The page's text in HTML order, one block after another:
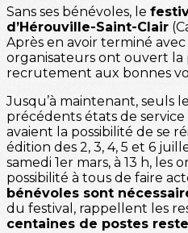
Sans ses bénévoles, le
d’Hérouville-Saint-Clair
Après en avoir terminé
organisateurs ont ouvert
recrutement aux bonnes
Jusqu’à maintenant, seuls
précédents états de
avaient la possibilité de se
édition des 2, 3, 4, 5 et 6
samedi 1er mars, à 13 h, les
possibilité à tous de faire
bénévoles sont
du festival, rappellent les
centaines de postes